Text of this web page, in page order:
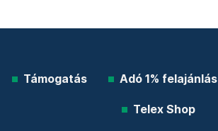
Támogatás Adó 1% felajánlás
Telex Shop